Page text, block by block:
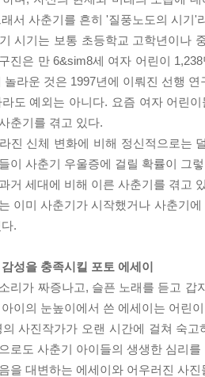
서 사춘기를 흔히 '질풍노도의 시기'
시기는 보통 초등학교 고학년이나
진은 만 6&sim8세 여자 어린이
놀라운 것은 1997년에 이뤄진 선행
도 예외는 아니다. 요즘 여자 어린
춘기를 겪고 있다.
진 신체 변화에 비해 정신적으로는
이 사춘기 우울증에 걸릴 확률이 그
거 세대에 비해 이른 사춘기를 겪고
이미 사춘기가 시작했거나 사춘기
.
성을 충족시킬 포토 에세이
리가 짜증나고, 슬픈 노래를 듣고
이의 눈높이에서 쓴 에세이는 어린
의 사진작가가 오랜 시간에 걸쳐 숙
로도 사춘기 아이들의 생생한 심리를
을 대변하는 에세이와 어우러진 사